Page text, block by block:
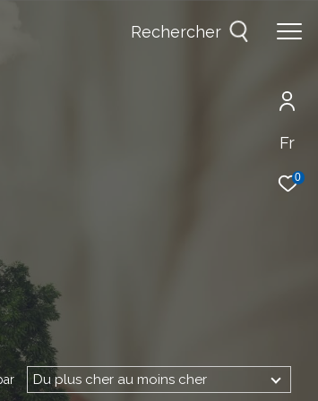
Fr
0
Rechercher
Du plus cher au moins cher